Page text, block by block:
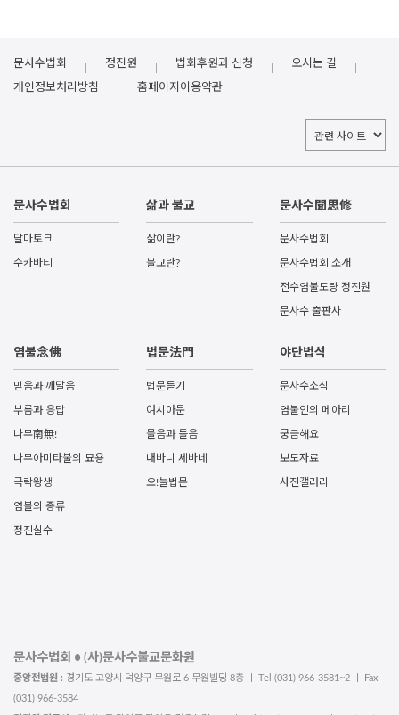
문사수법회 정진원 법회후원과 신청 오시는 길
개인정보처리방침 홈페이지이용약관
문사수법회
달마토크
수카바티
삶과 불교
삶이란?
불교란?
문사수聞思修
문사수법회
문사수법회 소개
전수염불도량 정진원
문사수 출판사
염불念佛
믿음과 깨달음
부름과 응답
나무南無!
나무아미타불의 묘용
극락왕생
염불의 종류
정진실수
법문法門
법문듣기
여시아문
물음과 들음
내바니 세바네
오!늘법문
야단법석
문사수소식
염불인의 메아리
궁금해요
보도자료
사진갤러리
문사수법회 • (사)문사수불교문화원
중앙전법원 : 경기도 고양시 덕양구 무원로 6 무원빌딩 8층 ㅣ Tel (031) 966-3581~2 ㅣ Fax
(031) 966-3584